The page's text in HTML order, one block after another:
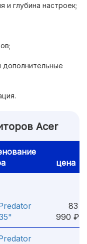
и глубина настроек;
дополнительные
Acer
цена
83
990 ₽